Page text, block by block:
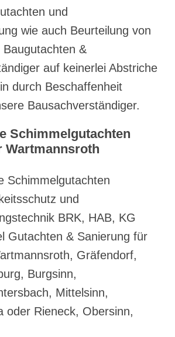
und
wie auch Beurteilung von
Baugutachten &
auf keinerlei Abstriche
durch Beschaffenheit
Bausachverständiger.
Schimmelgutachten
Wartmannsroth
Schimmelgutachten
und
BRK, HAB, KG
Gutachten & Sanierung für
Gräfendorf,
Burgsinn,
Mittelsinn,
oder Rieneck, Obersinn,